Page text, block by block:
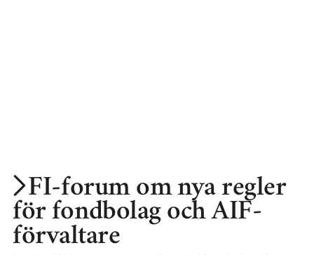
FI-forum om nya regler
för fondbolag och AIF-
förvaltare